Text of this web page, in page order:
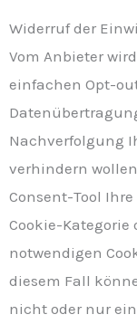
Widerruf der
Vom Anbieter
einfachen Opt-
Nachverfolgung
verhindern
Consent-Tool
Cookie-
notwendigen
diesem Fall
nicht oder nur